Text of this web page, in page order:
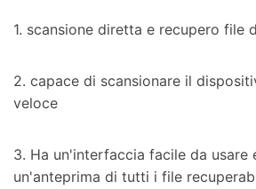
1. scansione diretta e recupero file
2. capace di scansionare il
veloce
3. Ha un'interfaccia facile da usare
un'anteprima di tutti i file